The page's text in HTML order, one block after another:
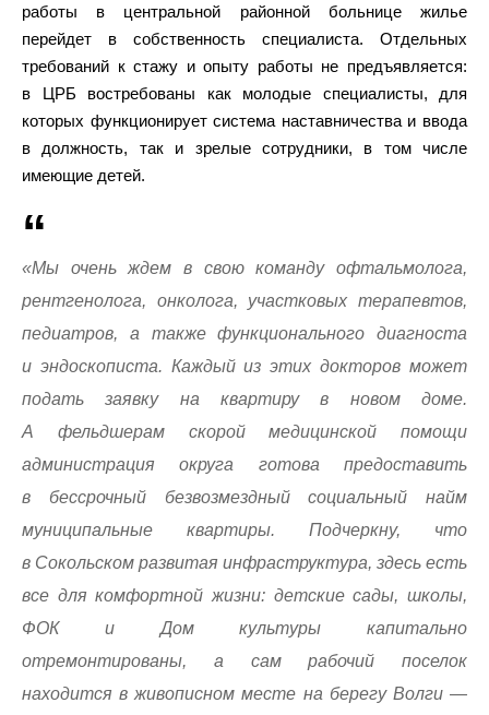
работы в центральной районной больнице жилье
перейдет в собственность специалиста. Отдельных
требований к стажу и опыту работы не предъявляется:
в ЦРБ востребованы как молодые специалисты, для
которых функционирует система наставничества и ввода
в должность, так и зрелые сотрудники, в том числе
имеющие детей.
«Мы очень ждем в свою команду офтальмолога,
рентгенолога, онколога, участковых терапевтов,
педиатров, а также функционального диагноста
и эндоскописта. Каждый из этих докторов может
подать заявку на квартиру в новом доме.
А фельдшерам скорой медицинской помощи
администрация округа готова предоставить
в бессрочный безвозмездный социальный найм
муниципальные квартиры. Подчеркну, что
в Сокольском развитая инфраструктура, здесь есть
все для комфортной жизни: детские сады, школы,
ФОК и Дом культуры капитально
отремонтированы, а сам рабочий поселок
находится в живописном месте на берегу Волги —